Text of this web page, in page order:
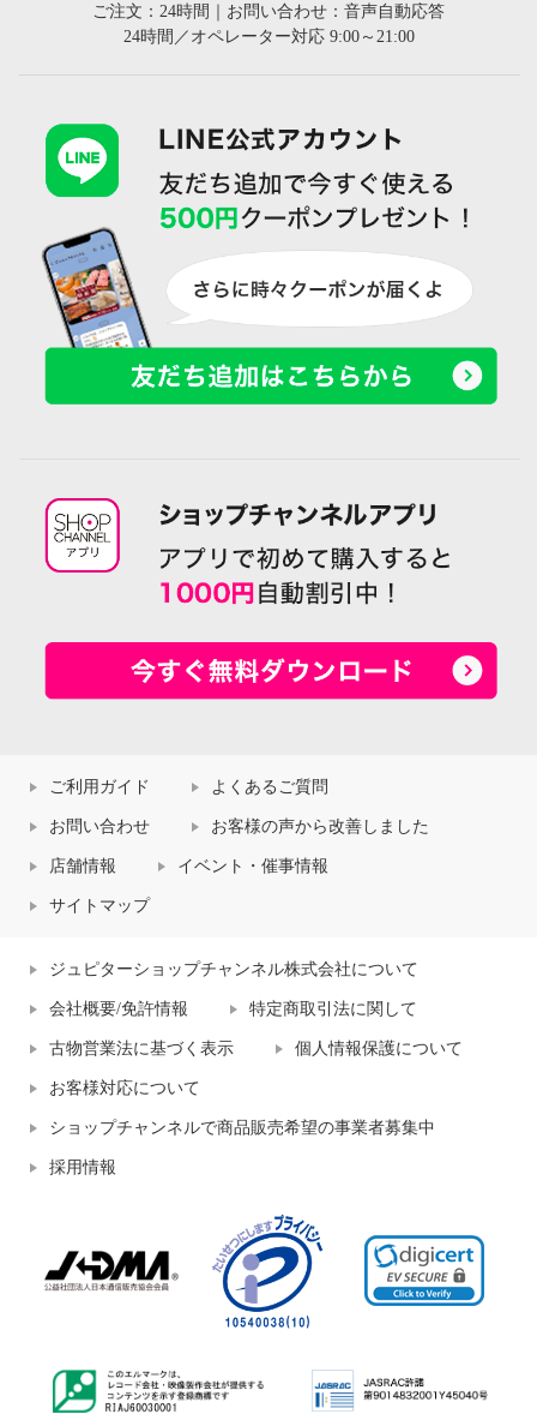
ご注文：24時間｜お問い合わせ：音声自動応答
24時間／オペレーター対応 9:00～21:00
ご利用ガイド よくあるご質問
お問い合わせ お客様の声から改善しました
店舗情報 イベント・催事情報
サイトマップ
ジュピターショップチャンネル株式会社について
会社概要/免許情報 特定商取引法に関して
古物営業法に基づく表示 個人情報保護について
お客様対応について
ショップチャンネルで商品販売希望の事業者募集中
採用情報